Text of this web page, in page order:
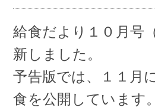
給食だより１０月号
新しました。
予告版では、１１月
食を公開しています。
採用情報
情報公開
アクセス
お問い合わせ